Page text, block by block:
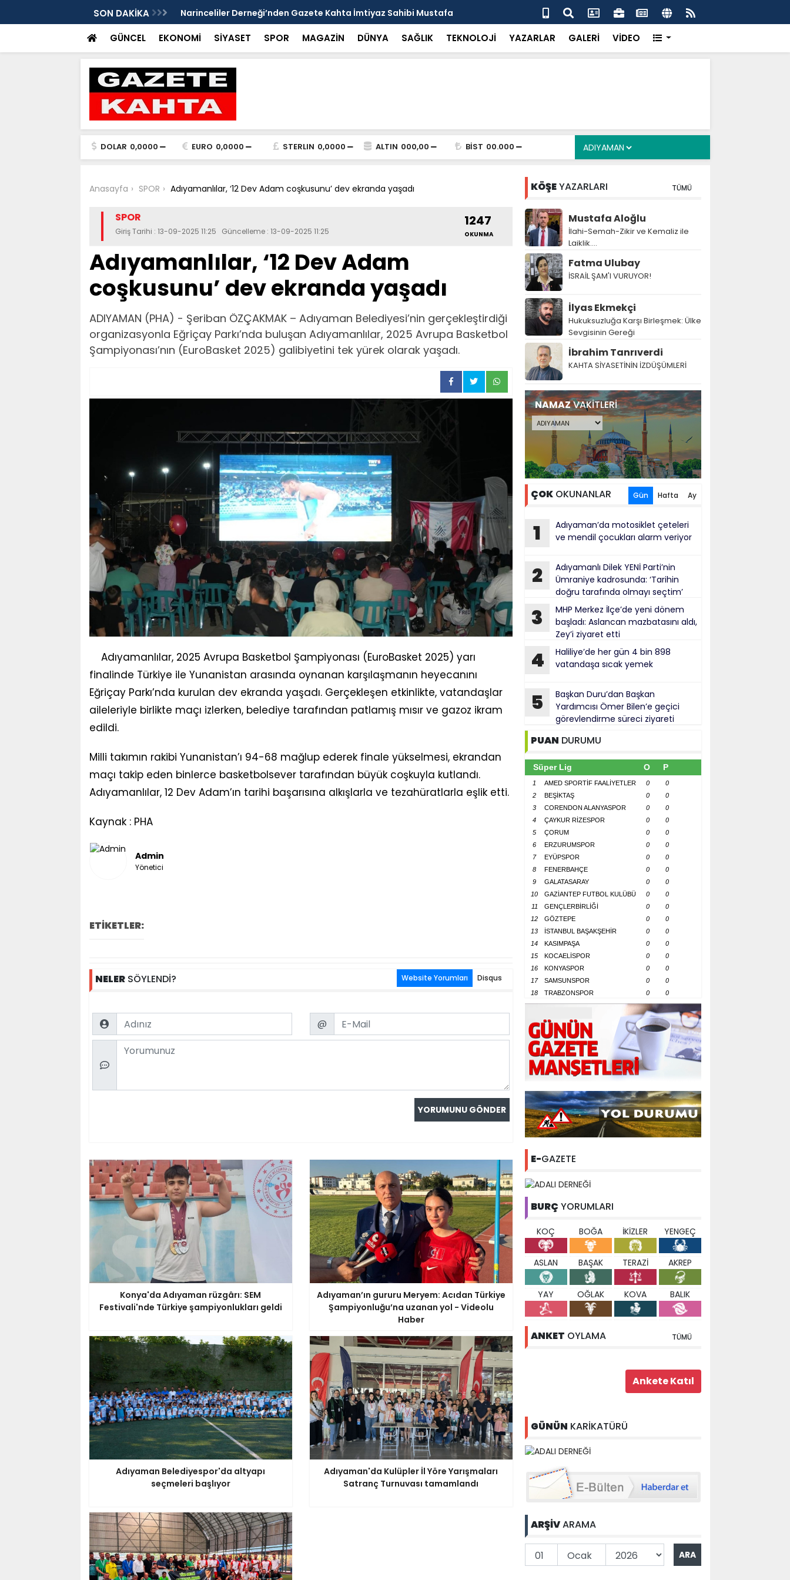
SON DAKİKA
Kahta İmtiyaz Sahibi Mustafa
Şanlıurfa’da yaz uyarısı: Güneşten Korunmayı Alışkanlık Haline
Getirin
Haliliye’de her gün 4 bin 898 vatandaşa sıcak yemek
GÜNCEL EKONOMİ SİYASET SPOR MAGAZİN DÜNYA SAĞLIK TEKNOLOJİ YAZARLAR GALERİ VİDEO
DOLAR 0,0000 EURO 0,0000 STERLIN 0,0000 ALTIN 000,00 BİST 00.000
Anasayfa SPOR Adıyamanlılar, ‘12 Dev Adam coşkusunu’ dev ekranda yaşadı
SPOR
Giriş Tarihi : 13-09-2025 11:25 Güncelleme : 13-09-2025 11:25
1247
OKUNMA
Adıyamanlılar, ‘12 Dev Adam
coşkusunu’ dev ekranda yaşadı
ADIYAMAN (PHA) - Şeriban ÖZÇAKMAK – Adıyaman Belediyesi’nin gerçekleştirdiği
organizasyonla Eğriçay Parkı’nda buluşan Adıyamanlılar, 2025 Avrupa Basketbol
Şampiyonası’nın (EuroBasket 2025) galibiyetini tek yürek olarak yaşadı.
Adıyamanlılar, 2025 Avrupa Basketbol Şampiyonası (EuroBasket 2025) yarı
finalinde Türkiye ile Yunanistan arasında oynanan karşılaşmanın heyecanını
Eğriçay Parkı’nda kurulan dev ekranda yaşadı. Gerçekleşen etkinlikte, vatandaşlar
aileleriyle birlikte maçı izlerken, belediye tarafından patlamış mısır ve gazoz ikram
edildi.
Milli takımın rakibi Yunanistan’ı 94-68 mağlup ederek finale yükselmesi, ekrandan
maçı takip eden binlerce basketbolsever tarafından büyük coşkuyla kutlandı.
Adıyamanlılar, 12 Dev Adam’ın tarihi başarısına alkışlarla ve tezahüratlarla eşlik etti.
Kaynak : PHA
Admin
Yönetici
ETİKETLER:
NELERSÖYLENDİ? Website Yorumları Disqus
Name Email
@
Comment
Konya'da Adıyaman rüzgârı: SEM
Festivali'nde Türkiye şampiyonlukları geldi
Adıyaman’ın gururu Meryem: Acıdan Türkiye
Şampiyonluğu’na uzanan yol - Videolu
Haber
Adıyaman Belediyespor'da altyapı
seçmeleri başlıyor
Adıyaman'da Kulüpler İl Yöre Yarışmaları
Satranç Turnuvası tamamlandı
KÖŞEYAZARLARI TÜMÜ
Mustafa Aloğlu
İlahi-Semah-Zikir ve Kemaliz ile
Laiklik….
Fatma Ulubay
İSRAİL ŞAM'I VURUYOR!
İlyas Ekmekçi
Hukuksuzluğa Karşı Birleşmek: Ülke
Sevgisinin Gereği
İbrahim Tanrıverdi
KAHTA SİYASETİNİN İZDÜŞÜMLERİ
NAMAZVAKİTLERİ
ÇOKOKUNANLAR Gün Hafta Ay
1
Adıyaman’da motosiklet çeteleri
ve mendil çocukları alarm veriyor
2
Adıyamanlı Dilek YENİ Parti’nin
Ümraniye kadrosunda: ‘Tarihin
doğru tarafında olmayı seçtim’
3
MHP Merkez İlçe’de yeni dönem
başladı: Aslancan mazbatasını aldı,
Zey’i ziyaret etti
4
Haliliye’de her gün 4 bin 898
vatandaşa sıcak yemek
5
Başkan Duru’dan Başkan
Yardımcısı Ömer Bilen’e geçici
görevlendirme süreci ziyareti
PUAN DURUMU
Süper Lig O P
1 AMED SPORTİF FAALİYETLER 0
0
2
BEŞİKTAŞ 0
0
3
CORENDON ALANYASPOR 0
0
4
ÇAYKUR RİZESPOR 0
0
5
ÇORUM 0
0
6
ERZURUMSPOR 0
0
7
EYÜPSPOR 0
0
8
FENERBAHÇE 0
0
9
GALATASARAY 0
0
10
GAZİANTEP FUTBOL KULÜBÜ 0
0
11
GENÇLERBİRLİĞİ 0
0
12
GÖZTEPE 0
0
13
İSTANBUL BAŞAKŞEHİR 0
0
14
KASIMPAŞA 0
0
15
KOCAELİSPOR 0
0
16
KONYASPOR 0
0
17
SAMSUNSPOR 0
0
18
TRABZONSPOR 0 0
E-GAZETE
BURÇ YORUMLARI
KOÇ BOĞA İKİZLER YENGEÇ
ASLAN BAŞAK TERAZİ AKREP
YAY OĞLAK KOVA BALIK
ANKET OYLAMA TÜMÜ
GÜNÜN KARİKATÜRÜ
ARŞİVARAMA